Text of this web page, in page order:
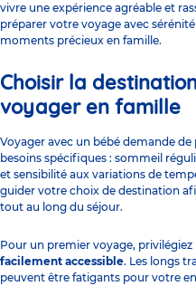
vivre une expérience agréable et
préparer votre voyage avec
moments précieux en famille.
Choisir la
voyager en famille
Voyager avec un bébé demande
besoins spécifiques : sommeil
et sensibilité aux variations de
guider votre choix de destination
tout au long du séjour.
Pour un premier voyage, privilégiez
facilement accessible. Les longs
peuvent être fatigants pour votre